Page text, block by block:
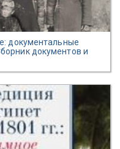
документальные
документов и